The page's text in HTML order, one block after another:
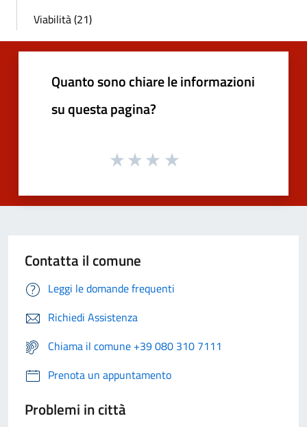
Viabilità (21)
Quanto sono chiare le informazioni
su questa pagina?
Contatta il comune
Leggi le domande frequenti
Richiedi Assistenza
Chiama il comune +39 080 310 7111
Prenota un appuntamento
Problemi in città